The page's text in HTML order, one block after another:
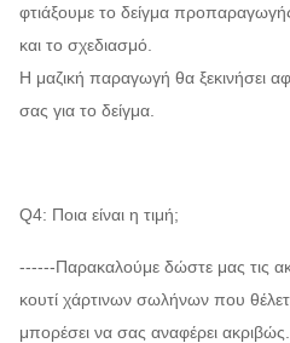
φτιάξουμε το δείγμα
και το σχεδιασμό.
Η μαζική παραγωγή θα ξεκινήσει
σας για το δείγμα.
Q4: Ποια είναι η τιμή;
------Παρακαλούμε δώστε μας τις
κουτί χάρτινων σωλήνων που
μπορέσει να σας αναφέρει